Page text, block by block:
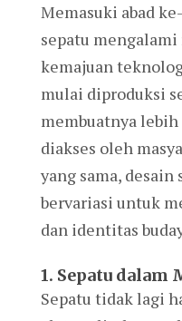
Memasuki abad
sepatu
kemajuan
mulai diproduksi
membuatnya
diakses oleh
yang sama,
bervariasi untuk
dan identitas
1. Sepatu dalam
Sepatu tidak lagi